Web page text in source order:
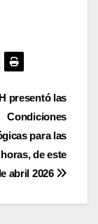
presentó las
Condiciones
para las
de este
abril 2026